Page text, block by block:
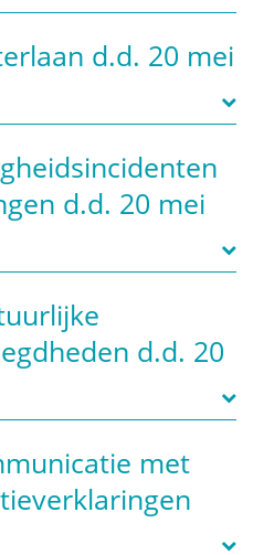
d.d. 20 mei
d.d. 20 mei
d.d. 20
met